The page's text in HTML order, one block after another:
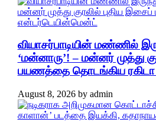
வியாசர்பாடியின் மண்ணில்
‘மன்னாரு’! – மன்னர் முத்து
பயணத்தை தொடங்கிய
August 8, 2026by admin